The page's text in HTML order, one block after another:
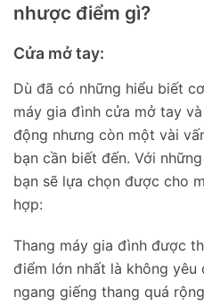
nhược điểm gì?
Cửa mở tay:
Dù đã có những hiểu biết
máy gia đình cửa mở tay
động nhưng còn một vài
bạn cần biết đến. Với
bạn sẽ lựa chọn được cho
hợp:
Thang máy gia đình được
điểm lớn nhất là không yêu
ngang giếng thang quá